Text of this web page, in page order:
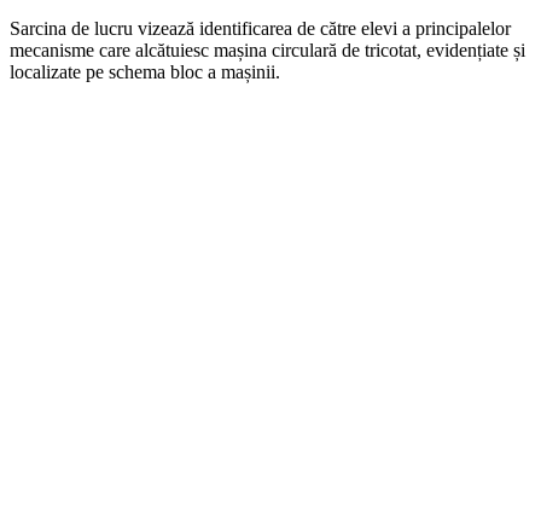
Sarcina de lucru vizează identificarea de către elevi a principalelor
mecanisme care alcătuiesc mașina circulară de tricotat, evidențiate și
localizate pe schema bloc a mașinii.